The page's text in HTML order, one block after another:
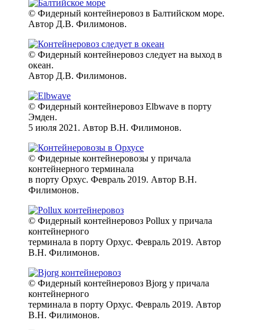
© Фидерный контейнеровоз в Балтийском море.
Автор Д.В. Филимонов.
© Фидерный контейнеровоз следует на выход в
океан.
Автор Д.В. Филимонов.
© Фидерный контейнеровоз Elbwave в порту
Эмден.
5 июля 2021. Автор В.Н. Филимонов.
© Фидерные контейнеровозы у причала
контейнерного терминала
в порту Орхус. Февраль 2019. Автор В.Н.
Филимонов.
© Фидерный контейнеровоз Pollux у причала
контейнерного
терминала в порту Орхус. Февраль 2019. Автор
В.Н. Филимонов.
© Фидерный контейнеровоз Bjorg у причала
контейнерного
терминала в порту Орхус. Февраль 2019. Автор
В.Н. Филимонов.